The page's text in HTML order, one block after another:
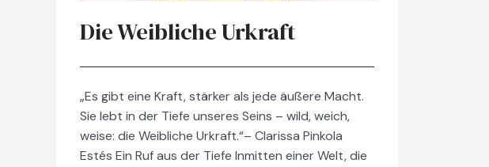
Die Weibliche Urkraft
„Es gibt eine Kraft, stärker als jede äußere Macht.
Sie lebt in der Tiefe unseres Seins – wild, weich,
weise: die Weibliche Urkraft.“– Clarissa Pinkola
Estés Ein Ruf aus der Tiefe Inmitten einer Welt, die